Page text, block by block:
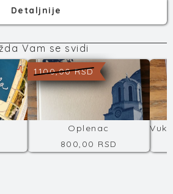
Detaljnije
Vam se svidi
1100,00 RSD
Oplenac
800,00 RSD